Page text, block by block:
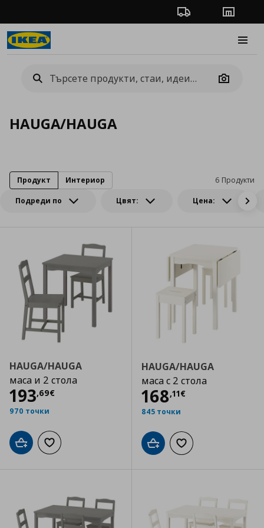
Проследяване на
Camera
HAUGA/HAUGA
Подреди по Цвят: Цена:
6 Продукти
Продукт Интериор
HAUGA/HAUGA
маса и 2 стола
193,69€
Цена
970 точки
Добави в кошницата
Добави към списъка с любими
HAUGA/HAUGA
маса с 2 стола
168,11€
Цена
845 точки
Добави в кошницата
Добави към